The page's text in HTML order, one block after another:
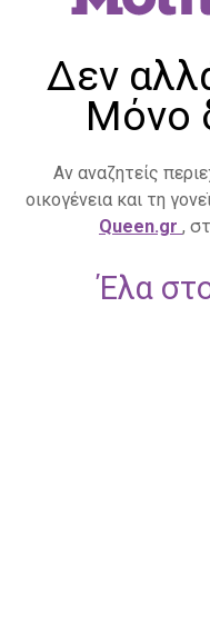
Δεν
Μόνο
Αν αναζητείς
οικογένεια και τη
Queen.gr ,
Έλα